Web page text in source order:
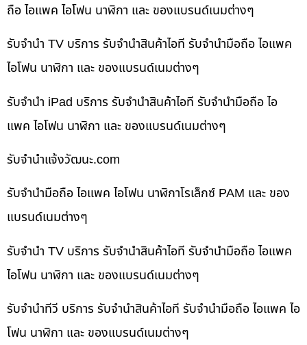
ถือ ไอแพค ไอโฟน นาฬิกา และ ของแบรนด์เนมต่างๆ
รับจำนำ TV บริการ รับจำนำสินค้าไอที รับจำนำมือถือ ไอแพค
ไอโฟน นาฬิกา และ ของแบรนด์เนมต่างๆ
รับจำนำ iPad บริการ รับจำนำสินค้าไอที รับจำนำมือถือ ไอ
แพค ไอโฟน นาฬิกา และ ของแบรนด์เนมต่างๆ
รับจํานําแจ้งวัฒนะ.com
รับจำนำมือถือ ไอแพค ไอโฟน นาฬิกาโรเล็กซ์ PAM และ ของ
แบรนด์เนมต่างๆ
รับจำนำ TV บริการ รับจำนำสินค้าไอที รับจำนำมือถือ ไอแพค
ไอโฟน นาฬิกา และ ของแบรนด์เนมต่างๆ
รับจำนำทีวี บริการ รับจำนำสินค้าไอที รับจำนำมือถือ ไอแพค ไอ
โฟน นาฬิกา และ ของแบรนด์เนมต่างๆ